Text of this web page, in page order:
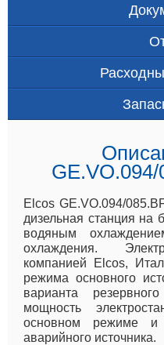
Elcos GE.VO.094/
дизельная станция на
водяным
охлаждения.
компанией Elcos,
режима основного
варианта
мощность
основном режиме
аварийного источника.